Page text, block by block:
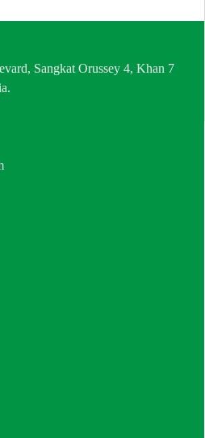
Sangkat Orussey 4, Khan 7